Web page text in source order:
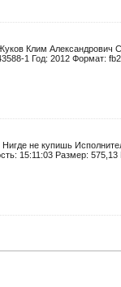
Клим Александрович
1 Год: 2012 Формат:
не купишь
15:11:03 Размер: